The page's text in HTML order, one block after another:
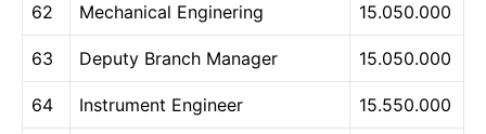
62 Mechanical Enginering 15.050.000
63 Deputy Branch Manager 15.050.000
64 Instrument Engineer 15.550.000